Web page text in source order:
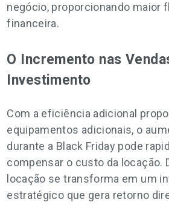
negócio, proporcionando maior
financeira.
O Incremento nas
Investimento
Com a eficiência adicional
equipamentos adicionais, o
durante a Black Friday pode
compensar o custo da locação.
locação se transforma em um
estratégico que gera retorno